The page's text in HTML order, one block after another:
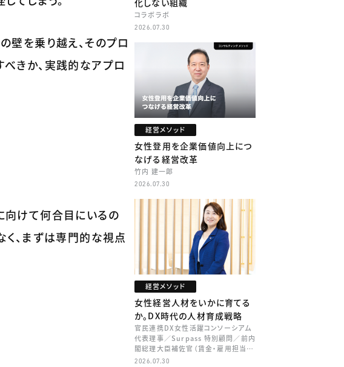
壁を乗り越え、そのプロ
きか、実践的なアプロ
向けて何合目にいるの
く、まずは専門的な視点
化しない組織
コラボラボ
2026.07.30
経営メソッド
女性登用を企業価値向上につ
なげる経営改革
竹内 建一郎
2026.07.30
経営メソッド
女性経営人材をいかに育てる
か。DX時代の人材育成戦略
官民連携DX女性活躍コンソーシアム
代表理事／Surpass 特別顧問／前内
閣総理大臣補佐官（賃金・雇用担当）
矢田 稚子
2026.07.30